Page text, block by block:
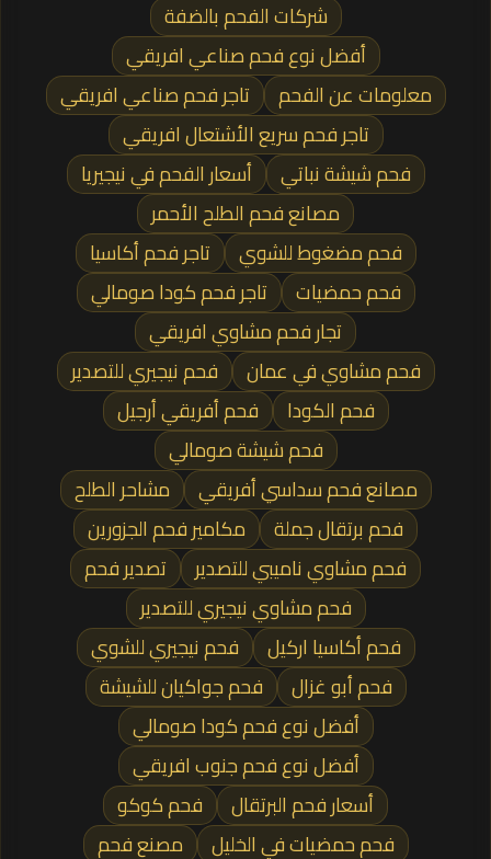
شركات الفحم بالضفة
أفضل نوع فحم صناعي افريقي
معلومات عن الفحم
تاجر فحم صناعي افريقي
تاجر فحم سريع الأشتعال افريقي
فحم شيشة نباتي
أسعار الفحم في نيجيريا
مصانع فحم الطلح الأحمر
فحم مضغوط للشوي
تاجر فحم أكاسيا
فحم حمضيات
تاجر فحم كودا صومالي
تجار فحم مشاوي افريقي
فحم مشاوي في عمان
فحم نيجيري للتصدير
فحم الكودا
فحم أفريقي أرجيل
فحم شيشة صومالي
مصانع فحم سداسي أفريقي
مشاحر الطلح
فحم برتقال جملة
مكامير فحم الجزورين
فحم مشاوي ناميبي للتصدير
تصدير فحم
فحم مشاوي نيجيري للتصدير
فحم أكاسيا اركيل
فحم نيجيري للشوي
فحم أبو غزال
فحم جواكيان للشيشة
أفضل نوع فحم كودا صومالي
أفضل نوع فحم جنوب افريقي
أسعار فحم البرتقال
فحم كوكو
فحم حمضيات في الخليل
مصنع فحم